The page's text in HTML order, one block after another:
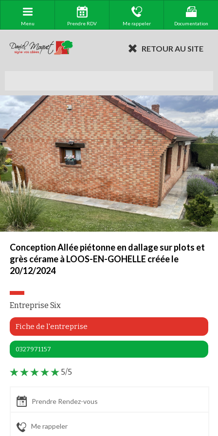
Menu Prendre RDV Me rappeler Documentation
RETOUR AU SITE
Conception Allée piétonne en dallage sur plots et
grès cérame à LOOS-EN-GOHELLE créée le
20/12/2024
Entreprise Six
Fiche de l'entreprise
0327971157
5/5
Prendre Rendez-vous
Me rappeler